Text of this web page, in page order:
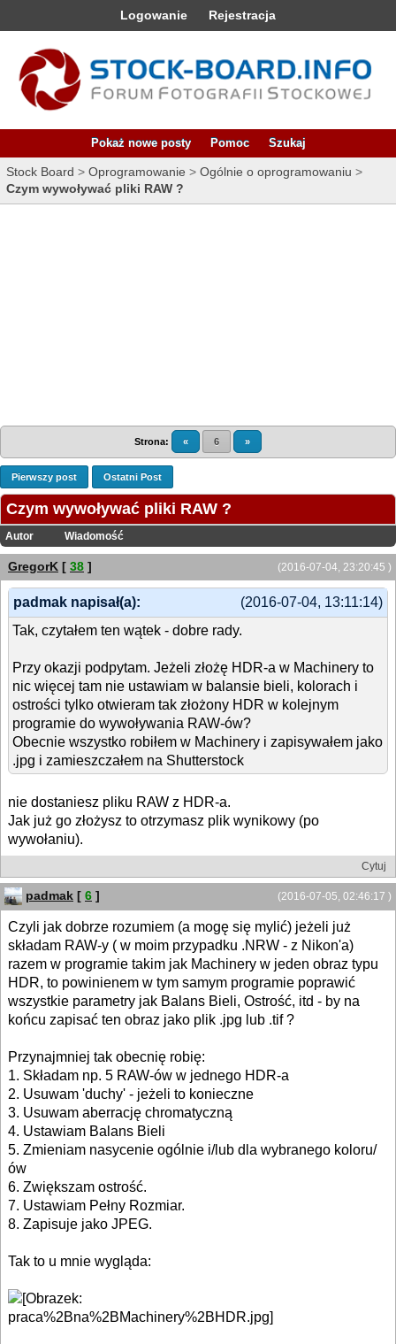
Logowanie Rejestracja
Pokaż nowe posty Pomoc Szukaj
Stock Board > Oprogramowanie > Ogólnie o oprogramowaniu >
Czym wywoływać pliki RAW ?
Strona: « 6 »
Pierwszy post Ostatni Post
Czym wywoływać pliki RAW ?
Autor Wiadomość
(2016-07-04, 23:20:45 )
GregorK [ 38 ]
(2016-07-04, 13:11:14)
padmak napisał(a):
Tak, czytałem ten wątek - dobre rady.
Przy okazji podpytam. Jeżeli złożę HDR-a w Machinery to
nic więcej tam nie ustawiam w balansie bieli, kolorach i
ostrości tylko otwieram tak złożony HDR w kolejnym
programie do wywoływania RAW-ów?
Obecnie wszystko robiłem w Machinery i zapisywałem jako
.jpg i zamieszczałem na Shutterstock
nie dostaniesz pliku RAW z HDR-a.
Jak już go złożysz to otrzymasz plik wynikowy (po
wywołaniu).
Cytuj
(2016-07-05, 02:46:17 )
padmak [ 6 ]
Czyli jak dobrze rozumiem (a mogę się mylić) jeżeli już
składam RAW-y ( w moim przypadku .NRW - z Nikon'a)
razem w programie takim jak Machinery w jeden obraz typu
HDR, to powinienem w tym samym programie poprawić
wszystkie parametry jak Balans Bieli, Ostrość, itd - by na
końcu zapisać ten obraz jako plik .jpg lub .tif ?
Przynajmniej tak obecnię robię:
1. Składam np. 5 RAW-ów w jednego HDR-a
2. Usuwam 'duchy' - jeżeli to konieczne
3. Usuwam aberrację chromatyczną
4. Ustawiam Balans Bieli
5. Zmieniam nasycenie ogólnie i/lub dla wybranego koloru/
ów
6. Zwiększam ostrość.
7. Ustawiam Pełny Rozmiar.
8. Zapisuje jako JPEG.
Tak to u mnie wygląda: